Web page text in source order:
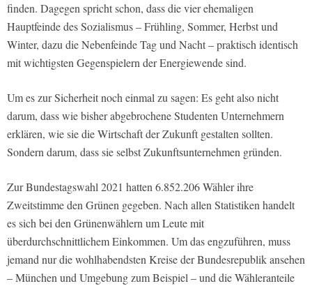
finden. Dagegen spricht schon, dass die vier ehemaligen
Hauptfeinde des Sozialismus – Frühling, Sommer, Herbst und
Winter, dazu die Nebenfeinde Tag und Nacht – praktisch identisch
mit wichtigsten Gegenspielern der Energiewende sind.
Um es zur Sicherheit noch einmal zu sagen: Es geht also nicht
darum, dass wie bisher abgebrochene Studenten Unternehmern
erklären, wie sie die Wirtschaft der Zukunft gestalten sollten.
Sondern darum, dass sie selbst Zukunftsunternehmen gründen.
Zur Bundestagswahl 2021 hatten 6.852.206 Wähler ihre
Zweitstimme den Grünen gegeben. Nach allen Statistiken handelt
es sich bei den Grünenwählern um Leute mit
überdurchschnittlichem Einkommen. Um das engzuführen, muss
jemand nur die wohlhabendsten Kreise der Bundesrepublik ansehen
– München und Umgebung zum Beispiel – und die Wähleranteile